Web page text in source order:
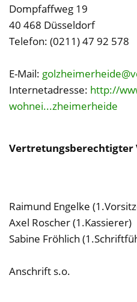
Dompfaffweg 19
40 468 Düsseldorf
Telefon: (0211) 47 92 578
E-Mail:
Internetadresse: http://
wohnei...zheimerheide
Vertretungsberechtigter
Raimund Engelke
Axel Roscher (1.Kassierer)
Sabine Fröhlich
Anschrift s.o.